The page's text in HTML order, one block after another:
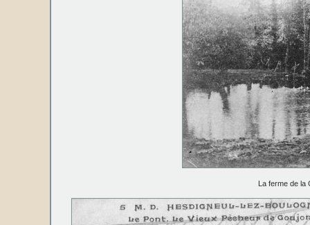
La ferme de la